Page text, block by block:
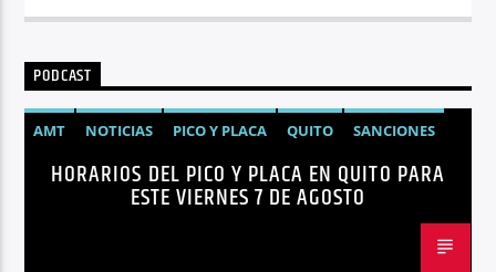
PODCAST
AMT NOTICIAS PICO Y PLACA QUITO SANCIONES
HORARIOS DEL PICO Y PLACA EN QUITO PARA
ESTE VIERNES 7 DE AGOSTO